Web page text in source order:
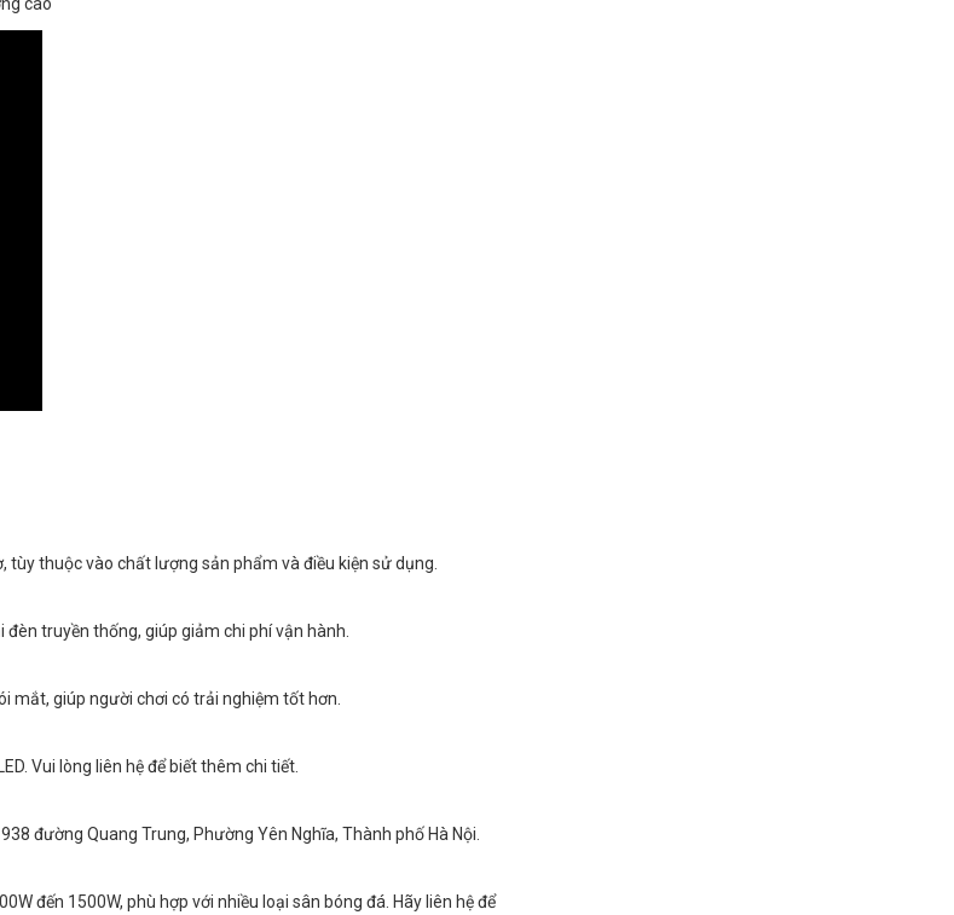
thuộc vào chất lượng sản phẩm và điều kiện sử dụng.
truyền thống, giúp giảm chi phí vận hành.
mắt, giúp người chơi có trải nghiệm tốt hơn.
Vui lòng liên hệ để biết thêm chi tiết.
đường Quang Trung, Phường Yên Nghĩa, Thành phố Hà Nội.
đến 1500W, phù hợp với nhiều loại sân bóng đá. Hãy liên hệ để